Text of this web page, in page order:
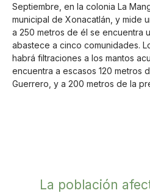
Septiembre, en la colonia La
municipal de Xonacatlán, y mide
a 250 metros de él se encuentra
abastece a cinco comunidades.
habrá filtraciones a los mantos
encuentra a escasos 120 metros
Guerrero, y a 200 metros de la
La población